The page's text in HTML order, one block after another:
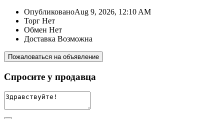
ОпубликованоAug 9, 2026, 12:10 AM
Торг Нет
Обмен Нет
Доставка Возможна
Пожаловаться на объявление
Спросите у продавца